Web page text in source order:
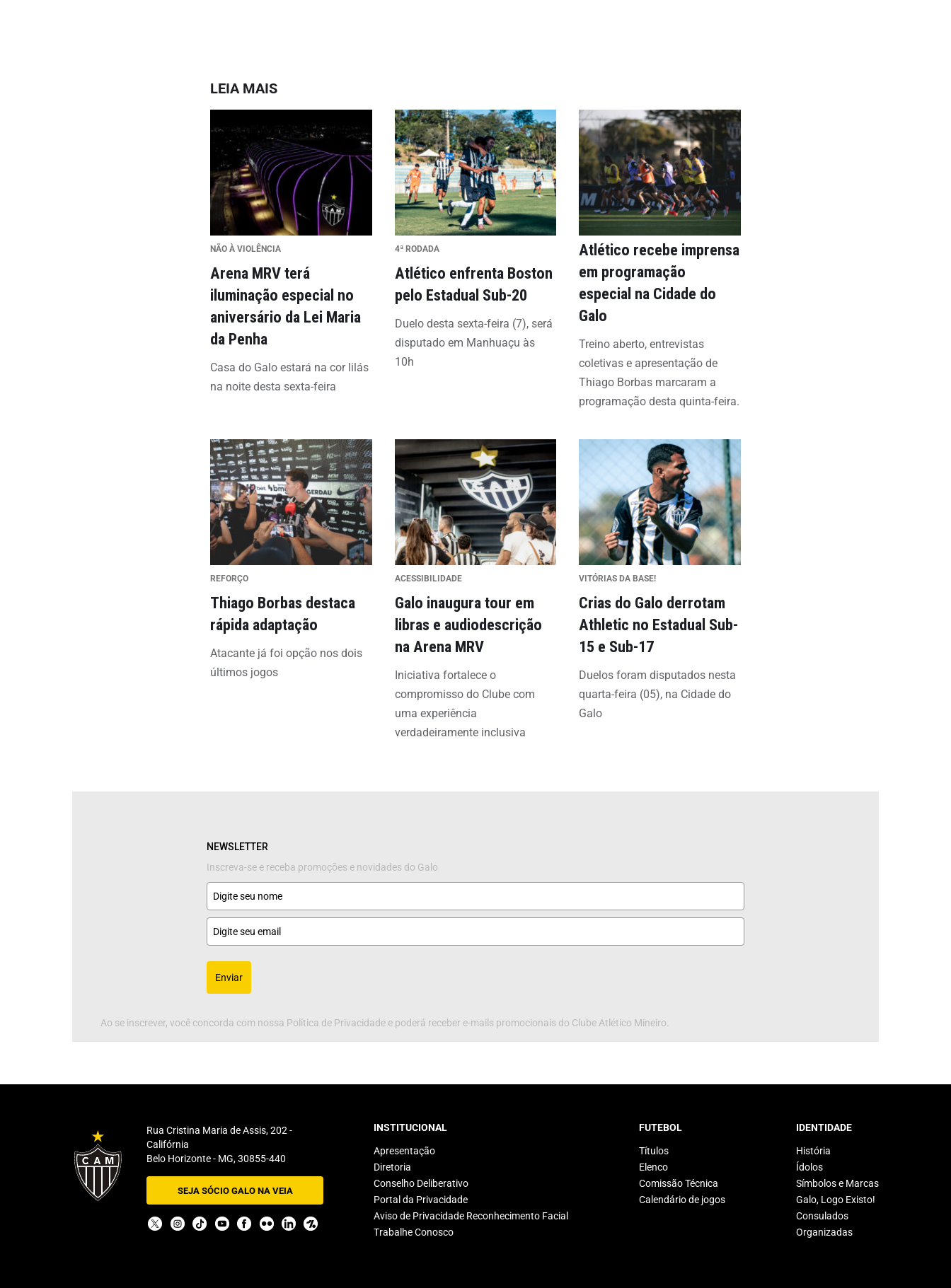
LEIA MAIS
NÃO À VIOLÊNCIA
Arena MRV terá
iluminação especial no
aniversário da Lei Maria
da Penha
Casa do Galo estará na cor lilás
na noite desta sexta-feira
4ª RODADA
Atlético enfrenta Boston
pelo Estadual Sub-20
Duelo desta sexta-feira (7), será
disputado em Manhuaçu às
10h
Atlético recebe imprensa
em programação
especial na Cidade do
Galo
Treino aberto, entrevistas
coletivas e apresentação de
Thiago Borbas marcaram a
programação desta quinta-feira.
REFORÇO
Thiago Borbas destaca
rápida adaptação
Atacante já foi opção nos dois
últimos jogos
ACESSIBILIDADE
Galo inaugura tour em
libras e audiodescrição
na Arena MRV
Iniciativa fortalece o
compromisso do Clube com
uma experiência
verdadeiramente inclusiva
VITÓRIAS DA BASE!
Crias do Galo derrotam
Athletic no Estadual Sub-
15 e Sub-17
Duelos foram disputados nesta
quarta-feira (05), na Cidade do
Galo
NEWSLETTER
Inscreva-se e receba promoções e novidades do Galo
Enviar
Ao se inscrever, você concorda com nossa Política de Privacidade e poderá receber e-mails promocionais do Clube Atlético Mineiro.
Rua Cristina Maria de Assis, 202 -
Califórnia
Belo Horizonte - MG, 30855-440
SEJA SÓCIO GALO NA VEIA
INSTITUCIONAL
Apresentação
Diretoria
Conselho Deliberativo
Portal da Privacidade
Aviso de Privacidade Reconhecimento Facial
Trabalhe Conosco
FUTEBOL
Títulos
Elenco
Comissão Técnica
Calendário de jogos
IDENTIDADE
História
Ídolos
Símbolos e Marcas
Galo, Logo Existo!
Consulados
Organizadas